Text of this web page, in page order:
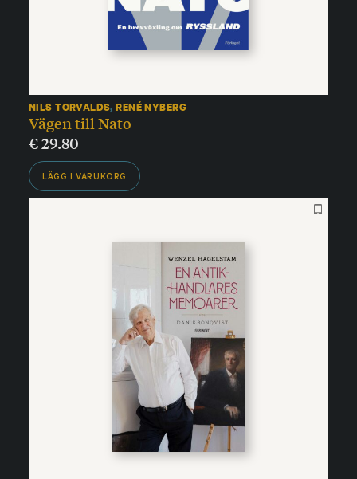
NILS TORVALDS,RENÉ NYBERG
Vägen till Nato
€29.80
LÄGG I VARUKORG